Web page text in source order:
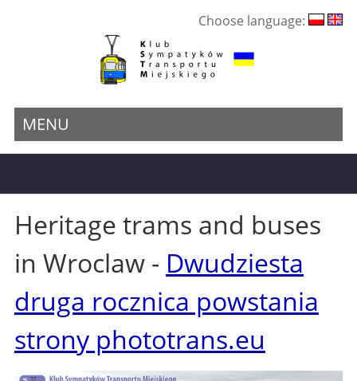
Choose language:
MENU
Heritage trams and buses
in Wroclaw - Dwudziesta
druga rocznica powstania
strony phototrans.eu